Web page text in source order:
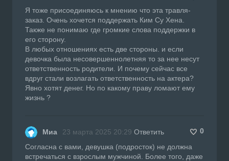
Я тоже присоединяюсь к мнению что эта травля-
заказ. Очень хочется поддержать Ким Су Хена.
Также не понимаю где громкие слова поддержки в
его сторону.
В любых отношениях есть две стороны. и если
девочка была несовершеннолетняя то за нее несут
ответственность родители. И почему сейчас все
вдруг стали возлагать ответственность на актера?
Явно хотят денег. Но по какому праву ломают ему
жизнь ?
Миа 23 марта 2025 20:29 Ответить
0
Согласна с вами, девушка (подросток) не должна
встречаться с взрослым мужчиной. Более того, даже